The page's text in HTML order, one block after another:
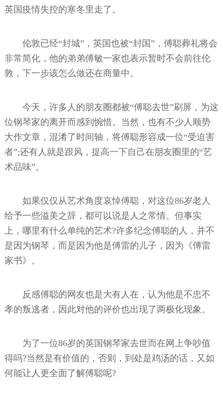
英国疫情失控的寒冬里走了。
伦敦已经“封城”，英国也被“封国”，傅聪葬礼将会
非常简化，他的弟弟傅敏一家也表示暂时不会前往伦
敦，下一步该怎么做还在商量中。
今天，许多人的朋友圈都被“傅聪去世”刷屏，为这
位钢琴家的离开而感到惋惜。当然，也有不少人顺势
大作文章，混淆了时间轴，将傅聪形容成一位“受迫害
者”;还有人就是跟风，提高一下自己在朋友圈里的“艺
术品味”。
如果仅仅从艺术角度哀悼傅聪，对这位86岁老人
给予一些溢美之辞，都可以说是人之常情。但事实
上，哪里有什么单纯的艺术?许多纪念傅聪的人，并不
是因为钢琴，而是因为他是傅雷的儿子，因为《傅雷
家书》。
反感傅聪的网友也是大有人在，认为他是不忠不
孝的叛逃者，因此对他的评价也出现了两极化现象。
为了一位86岁的英国钢琴家去世而在网上争吵值
得吗?当然是有价值的，否则，到处是鸡汤的话，又如
何能让人更全面了解傅聪呢?